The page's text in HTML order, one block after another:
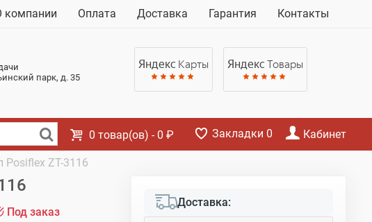
компании Оплата Доставка Гарантия Контакты
парк, д. 35
Яндекс Карты ЯндексТовары
0 товар(ов) - 0 ₽ Закладки 0 Кабинет
Posiflex ZT-3116
Под заказ
Доставка:
Корзина
Нет товаров